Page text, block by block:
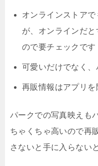
オンラインストア
が、オンラインだ
ので要チェックです
可愛いだけでなく
再販情報はアプリを
パークでの写真映えも
ちゃくちゃ高いので再
さないと手に入らない